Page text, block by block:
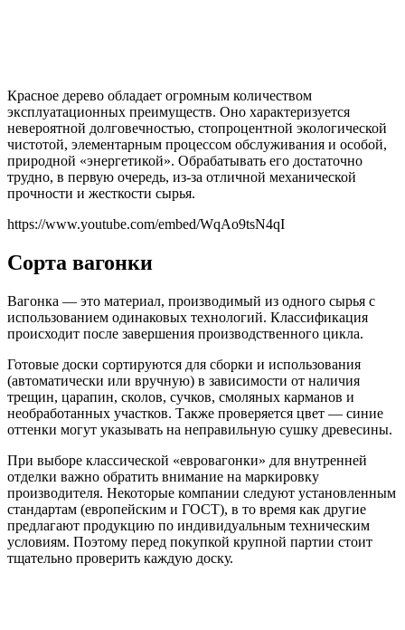
Красное дерево обладает огромным количеством
эксплуатационных преимуществ. Оно характеризуется
невероятной долговечностью, стопроцентной экологической
чистотой, элементарным процессом обслуживания и особой,
природной «энергетикой». Обрабатывать его достаточно
трудно, в первую очередь, из-за отличной механической
прочности и жесткости сырья.
https://www.youtube.com/embed/WqAo9tsN4qI
Сорта вагонки
Вагонка — это материал, производимый из одного сырья с
использованием одинаковых технологий. Классификация
происходит после завершения производственного цикла.
Готовые доски сортируются для сборки и использования
(автоматически или вручную) в зависимости от наличия
трещин, царапин, сколов, сучков, смоляных карманов и
необработанных участков. Также проверяется цвет — синие
оттенки могут указывать на неправильную сушку древесины.
При выборе классической «евровагонки» для внутренней
отделки важно обратить внимание на маркировку
производителя. Некоторые компании следуют установленным
стандартам (европейским и ГОСТ), в то время как другие
предлагают продукцию по индивидуальным техническим
условиям. Поэтому перед покупкой крупной партии стоит
тщательно проверить каждую доску.